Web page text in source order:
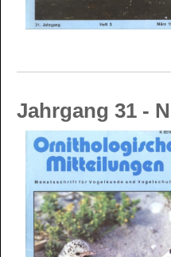
Jahrgang 31 -